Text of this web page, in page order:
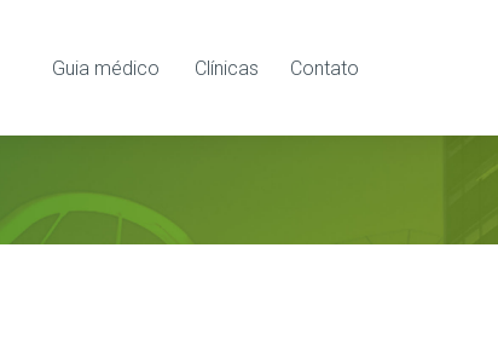
Guia médico Clínicas Contato